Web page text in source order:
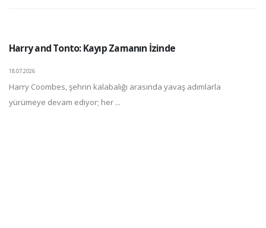
Harry and Tonto: Kayıp Zamanın İzinde
18.07.2026
Harry Coombes, şehrin kalabalığı arasında yavaş adımlarla
yürümeye devam ediyor; her ...